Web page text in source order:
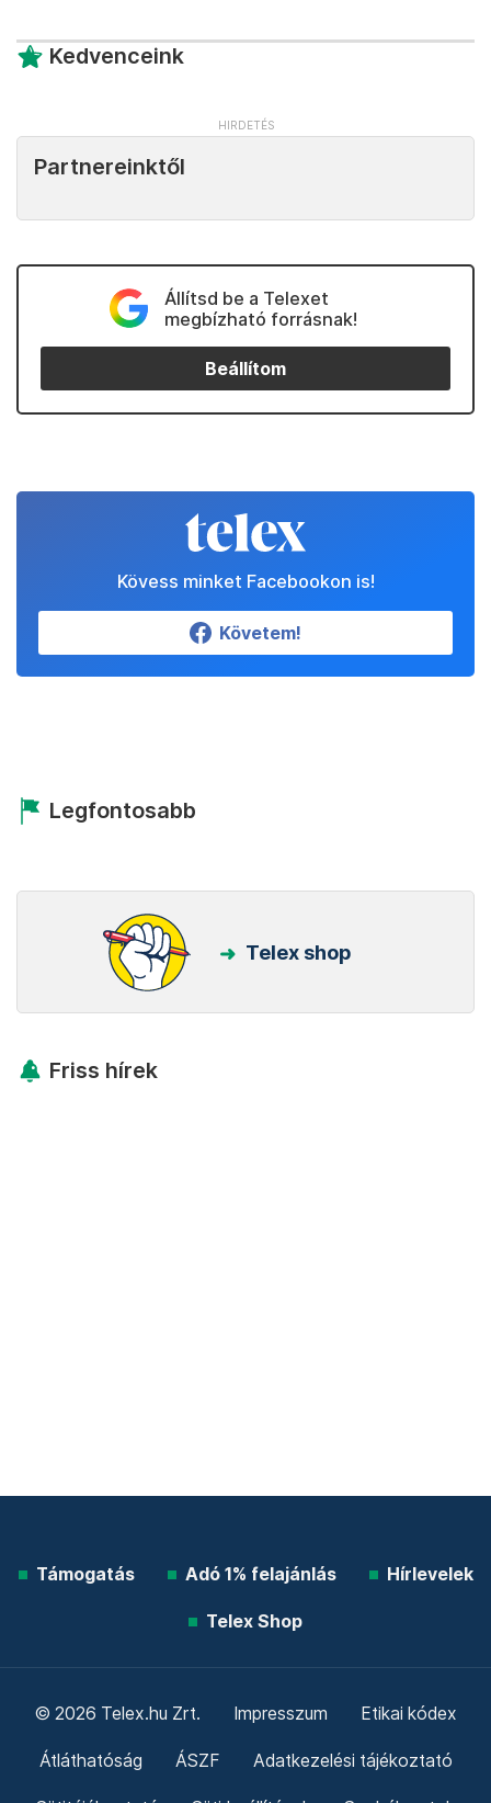
Kedvenceink
Partnereinktől
Állítsd be a Telexet
megbízható forrásnak!
Beállítom
Kövess minket Facebookon is!
Követem!
Legfontosabb
Telex shop
Friss hírek
Támogatás Adó 1% felajánlás Hírlevelek
Telex Shop
© 2026 Telex.hu Zrt. Impresszum Etikai kódex
Átláthatóság ÁSZF Adatkezelési tájékoztató